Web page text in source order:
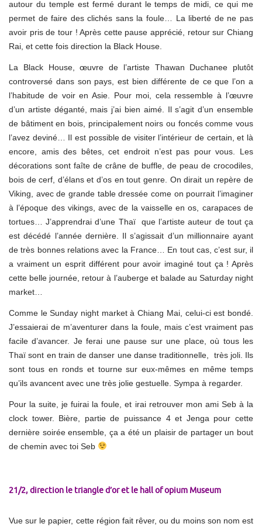
autour du temple est fermé durant le temps de midi, ce qui me
permet de faire des clichés sans la foule… La liberté de ne pas
avoir pris de tour ! Après cette pause apprécié, retour sur Chiang
Rai, et cette fois direction la Black House.
La Black House, œuvre de l’artiste Thawan Duchanee plutôt
controversé dans son pays, est bien différente de ce que l’on a
l’habitude de voir en Asie. Pour moi, cela ressemble à l’œuvre
d’un artiste déganté, mais j’ai bien aimé. Il s’agit d’un ensemble
de bâtiment en bois, principalement noirs ou foncés comme vous
l’avez deviné… Il est possible de visiter l’intérieur de certain, et là
encore, amis des bêtes, cet endroit n’est pas pour vous. Les
décorations sont faîte de crâne de buffle, de peau de crocodiles,
bois de cerf, d’élans et d’os en tout genre. On dirait un repère de
Viking, avec de grande table dressée come on pourrait l’imaginer
à l’époque des vikings, avec de la vaisselle en os, carapaces de
tortues… J’apprendrai d’une Thaï que l’artiste auteur de tout ça
est décédé l’année dernière. Il s’agissait d’un millionnaire ayant
de très bonnes relations avec la France… En tout cas, c’est sur, il
a vraiment un esprit différent pour avoir imaginé tout ça ! Après
cette belle journée, retour à l’auberge et balade au Saturday night
market…
Comme le Sunday night market à Chiang Mai, celui-ci est bondé.
J’essaierai de m’aventurer dans la foule, mais c’est vraiment pas
facile d’avancer. Je ferai une pause sur une place, où tous les
Thaï sont en train de danser une danse traditionnelle, très joli. Ils
sont tous en ronds et tourne sur eux-mêmes en même temps
qu’ils avancent avec une très jolie gestuelle. Sympa à regarder.
Pour la suite, je fuirai la foule, et irai retrouver mon ami Seb à la
clock tower. Bière, partie de puissance 4 et Jenga pour cette
dernière soirée ensemble, ça a été un plaisir de partager un bout
de chemin avec toi Seb
21/2, direction le triangle d’or et le hall of opium Museum
Vue sur le papier, cette région fait rêver, ou du moins son nom est